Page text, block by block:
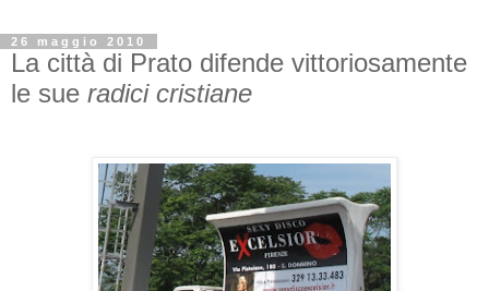
26 maggio 2010
La città di Prato difende vittoriosamente
le sue radici cristiane